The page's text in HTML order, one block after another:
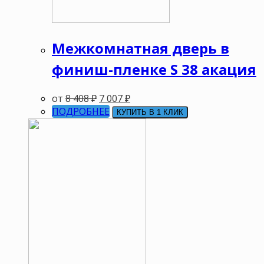
Межкомнатная дверь в
финиш-пленке S 38 акация
от 8 408₽ 7 007₽
ПОДРОБНЕЕ
КУПИТЬ В 1 КЛИК